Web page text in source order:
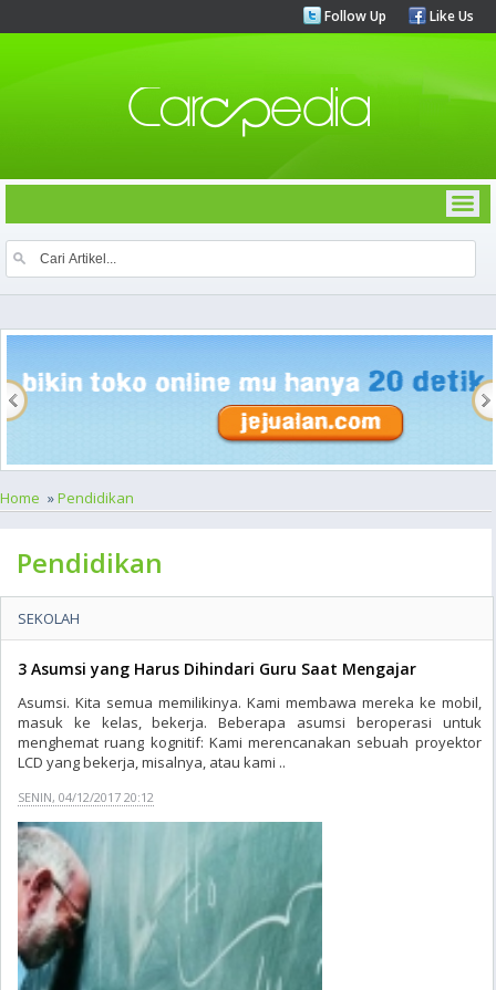
Follow Up Like Us
Home »Pendidikan
Pendidikan
SEKOLAH
3 Asumsi yang Harus Dihindari Guru Saat Mengajar
Asumsi. Kita semua memilikinya. Kami membawa mereka ke mobil,
masuk ke kelas, bekerja. Beberapa asumsi beroperasi untuk
menghemat ruang kognitif: Kami merencanakan sebuah proyektor
LCD yang bekerja, misalnya, atau kami ..
SENIN, 04/12/2017 20:12